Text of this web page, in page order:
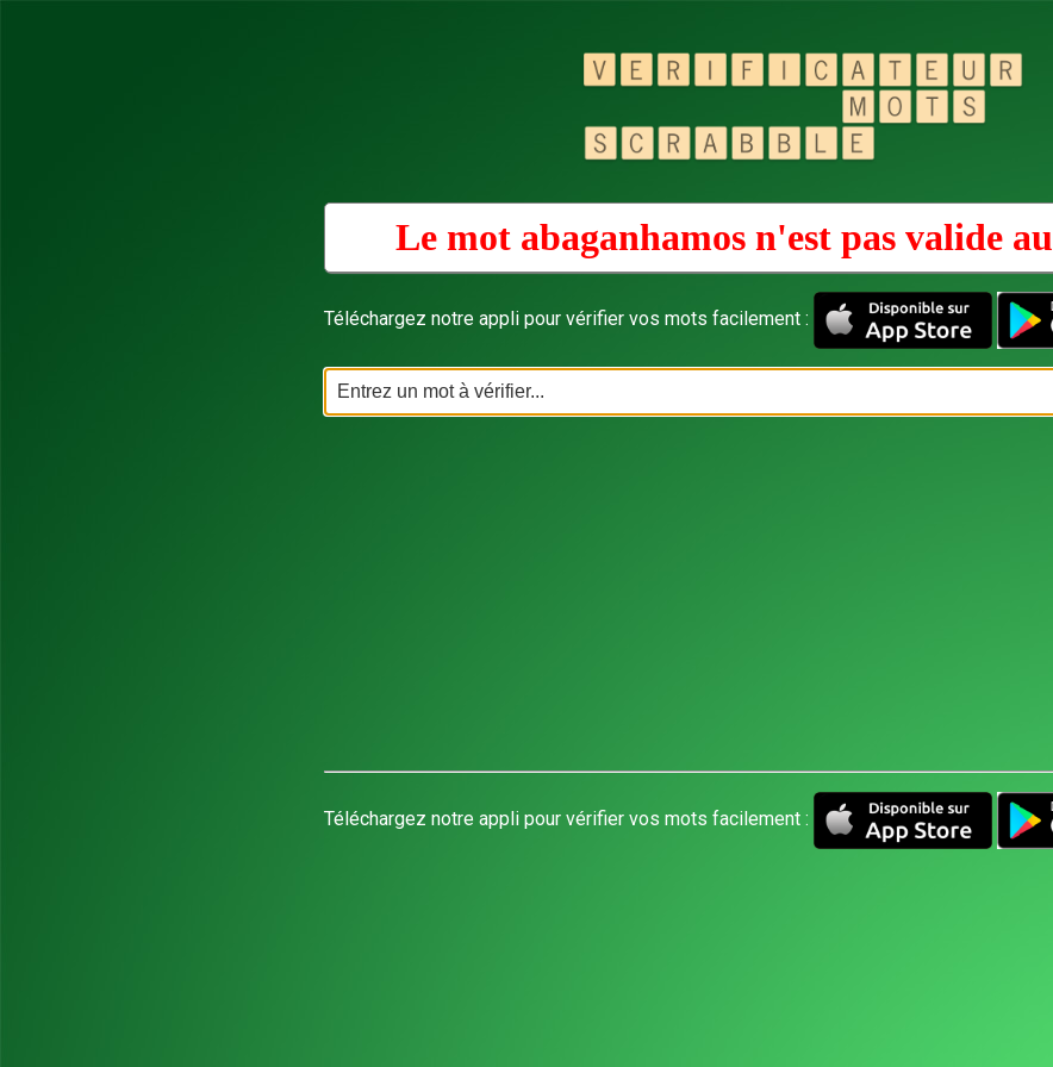
Le mot abaganhamos n'est pas valide au
Téléchargez notre appli pour vérifier vos mots facilement :
Téléchargez notre appli pour vérifier vos mots facilement :